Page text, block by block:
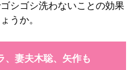
シゴシ洗わないことの効果
うか。
、妻夫木聡、矢作も